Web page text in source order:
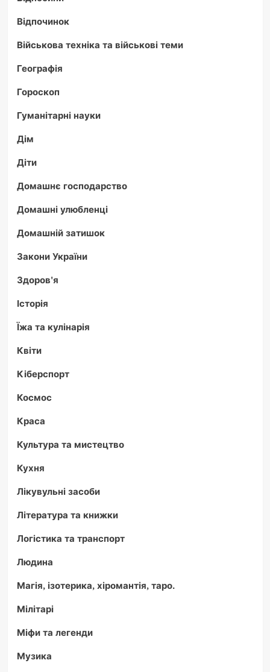
Відпочинок
Військова техніка та військові теми
Географія
Гороскоп
Гуманітарні науки
Дім
Діти
Домашнє господарство
Домашні улюбленці
Домашній затишок
Закони України
Здоров'я
Історія
Їжа та кулінарія
Квіти
Кіберспорт
Космос
Краса
Культура та мистецтво
Кухня
Лікувульні засоби
Література та книжки
Логістика та транспорт
Людина
Магія, ізотерика, хіромантія, таро.
Мілітарі
Міфи та легенди
Музика